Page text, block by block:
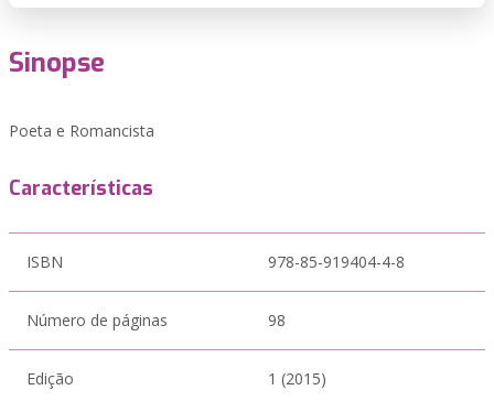
Sinopse
Poeta e Romancista
Características
ISBN 978-85-919404-4-8
Número de páginas 98
Edição 1 (2015)